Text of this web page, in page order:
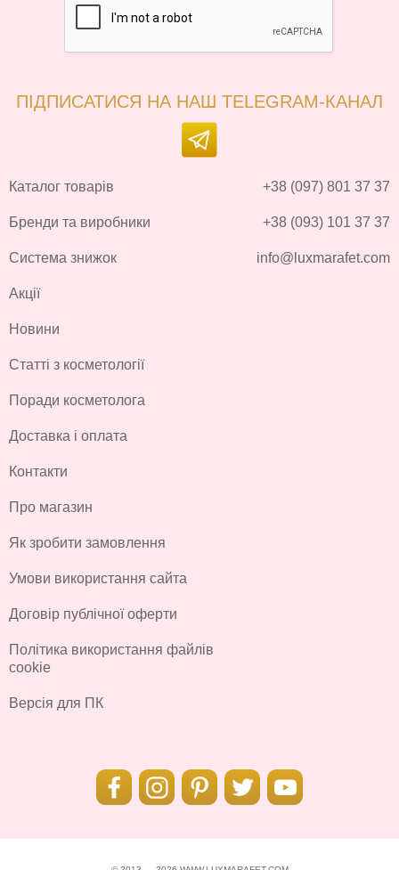
ПІДПИСАТИСЯ НА НАШ TELEGRAM-КАНАЛ
Каталог товарів
Бренди та виробники
Система знижок
Акції
Новини
Статті з косметології
Поради косметолога
Доставка і оплата
Контакти
Про магазин
Як зробити замовлення
Умови використання сайта
Договір публічної оферти
Політика використання файлів
cookie
Версія для ПК
+38 (097) 801 37 37
+38 (093) 101 37 37
info@luxmarafet.com